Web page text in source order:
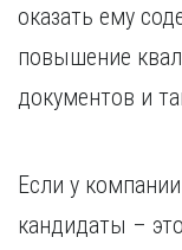
оказать ему
повышение
документов и
Если у
кандидаты –